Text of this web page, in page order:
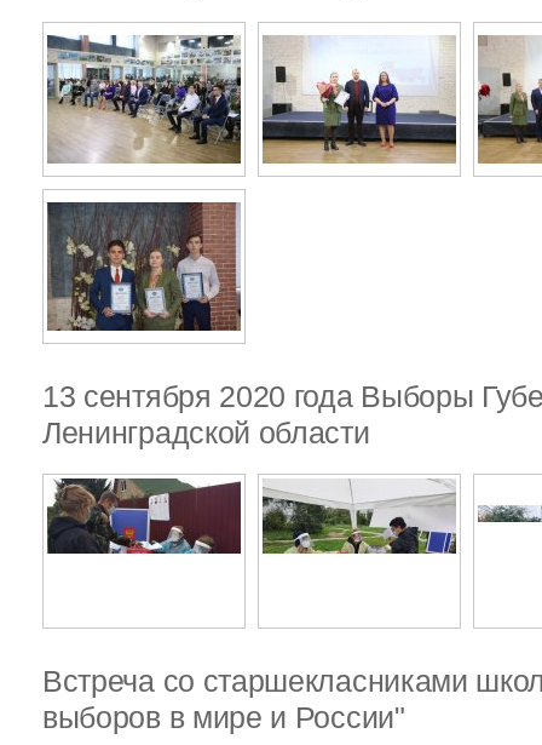
13 сентября 2020 года Выборы
Ленинградской области
Встреча со старшекласниками
выборов в мире и России"